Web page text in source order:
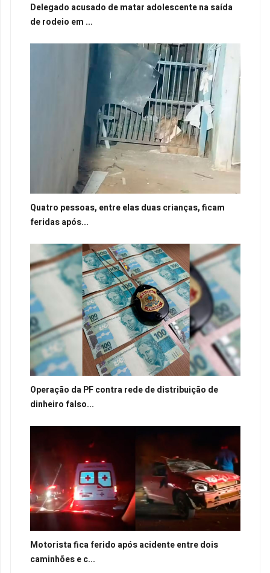
Delegado acusado de matar adolescente na saída
de rodeio em ...
Quatro pessoas, entre elas duas crianças, ficam
feridas após...
Operação da PF contra rede de distribuição de
dinheiro falso...
Motorista fica ferido após acidente entre dois
caminhões e c...